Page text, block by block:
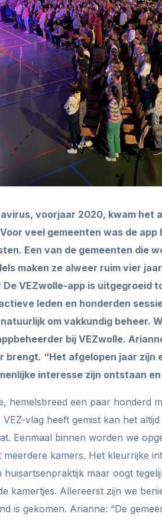
voorjaar 2020, kwam het
veel gemeenten was de
Een van de gemeenten die
maken ze alweer ruim vier
De VEZwolle-app is uitgegroeid
leden en honderden
om vakkundig beheer.
bij VEZwolle.
brengt. “Het afgelopen jaar zijn
interesse zijn ontstaan
hemelsbreed een paar honderd
vlag heeft gemist kan het
Eenmaal binnen worden we
kamers. Het kleurrijke
maar oogt
kamertjes. Allereerst zijn we
is gekomen. Arianne: “De